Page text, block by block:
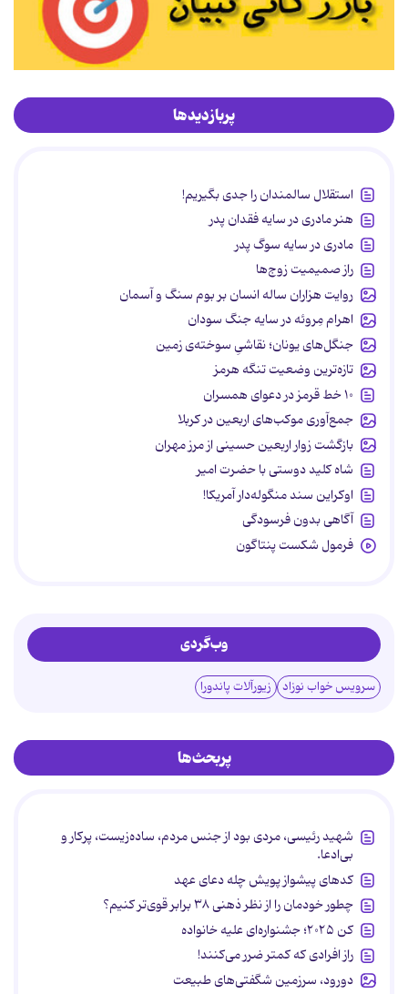
پربازدیدها
استقلال سالمندان را جدی بگیریم!
هنر مادری در سایه‌ فقدان پدر
مادری در سایه سوگ پدر
راز صمیمیت زوج‌ها
روایت هزاران ساله انسان بر بوم سنگ و آسمان
اهرام مِروئه در سایه جنگ سودان
جنگل‌های یونان؛ نقاشیِ سوخته‌ی زمین
تازه‌ترین وضعیت تنگه هرمز
۱۰ خط قرمز در دعوای همسران
جمع‌آوری موکب‌های اربعین در کربلا
بازگشت زوار اربعین حسینی از مرز مهران
شاه کلید دوستی با حضرت امیر
اوکراین سند منگوله‌دار آمریکا!
آگاهی بدون فرسودگی
فرمول شکست پنتاگون
وب‌گردی
سرویس خواب نوزاد زیورآلات پاندورا
پربحث‌ها
شهید رئیسی، مردی بود از جنس مردم، ساده‌زیست، پرکار و
بی‌ادعا.
کدهای پیشواز پویش چله دعای عهد
چطور خودمان را از نظر ذهنی ۳۸ برابر قوی‌تر کنیم؟
کن ۲۰۲۵؛ جشنواره‌ای علیه خانواده
راز افرادی که کمتر ضرر می‌کنند!
دورود، سرزمین شگفتی‌های طبیعت